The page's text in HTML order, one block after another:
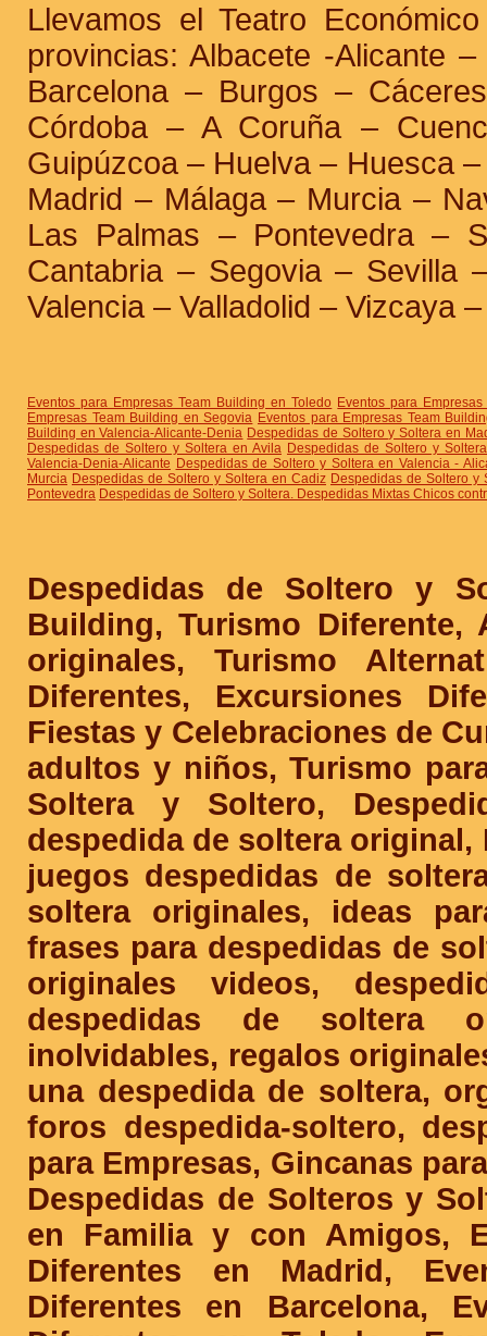
Llevamos el Teatro
provincias: Albacete -Alicante
Barcelona – Burgos –
Córdoba – A Coruña –
Guipúzcoa – Huelva – Huesca
Madrid – Málaga – Murcia –
Las Palmas – Pontevedra –
Cantabria – Segovia – Sevilla
Valencia – Valladolid – Vizcaya
Eventos para Empresas Team Building en Toledo Eventos para
Empresas Team Building en Segovia Eventos para Empresas Team
Building en Valencia-Alicante-Denia Despedidas de Soltero y Soltera en
Despedidas de Soltero y Soltera en Avila Despedidas de Soltero y
Valencia-Denia-Alicante Despedidas de Soltero y Soltera en Valencia -
Murcia Despedidas de Soltero y Soltera en Cadiz Despedidas de Soltero y
Pontevedra Despedidas de Soltero y Soltera. Despedidas Mixtas Chicos
Despedidas de Soltero y
Building, Turismo
originales, Turismo
Diferentes, Excursiones
Fiestas y Celebraciones de
adultos y niños, Turismo
Soltera y Soltero,
despedida de soltera
juegos despedidas de
soltera originales, ideas
frases para despedidas de
originales videos,
despedidas de soltera
inolvidables, regalos
una despedida de soltera,
foros despedida-soltero,
para Empresas, Gincanas
Despedidas de Solteros y
en Familia y con Amigos,
Diferentes en Madrid,
Diferentes en Barcelona,